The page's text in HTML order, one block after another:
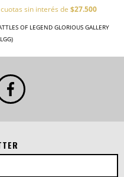
cuotas sin interés de $27.500
OF LEGEND GLORIOUS GALLERY